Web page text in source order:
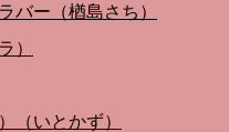
バー（楢島さち）
）
（いとかず）